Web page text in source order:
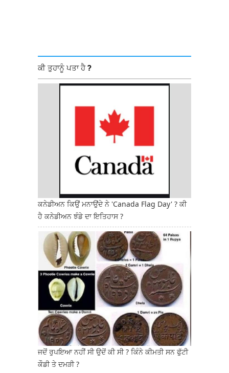
ਕੀ ਤੁਹਾਨੂੰ ਪਤਾ ਹੈ ?
ਕਨੇਡੀਅਨ ਕਿਉਂ ਮਨਾਉਂਦੇ ਨੇ 'Canada Flag Day' ? ਕੀ
ਹੈ ਕਨੇਡੀਅਨ ਝੰਡੇ ਦਾ ਇਤਿਹਾਸ ?
ਜਦੋਂ ਰੁਪਇਆ ਨਹੀਂ ਸੀ ਉਦੋਂ ਕੀ ਸੀ ? ਕਿੰਨੇ ਕੀਮਤੀ ਸਨ ਫੁੱਟੀ
ਕੌਡੀ ਤੇ ਦਮੜੀ ?